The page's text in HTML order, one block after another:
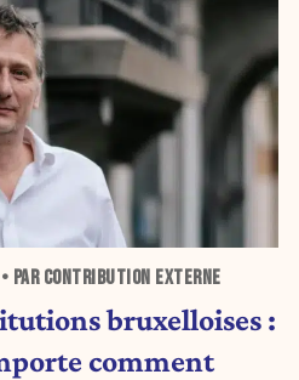
PAR CONTRIBUTION EXTERNE
bruxelloises :
comment